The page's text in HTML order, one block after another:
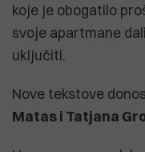
koje je obogatilo
svoje apartmane
uključiti.
Nove tekstove
Matas i Tatjana